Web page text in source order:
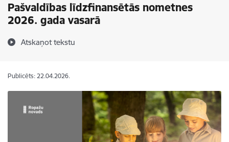
Pašvaldības līdzfinansētās nometnes
2026. gada vasarā
Atskaņot tekstu
Publicēts: 22.04.2026.